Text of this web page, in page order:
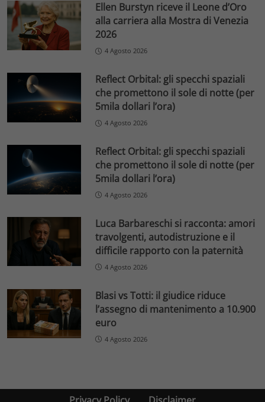
Ellen Burstyn riceve il Leone d’Oro
alla carriera alla Mostra di Venezia
2026
4 Agosto 2026
Reflect Orbital: gli specchi spaziali
che promettono il sole di notte (per
5mila dollari l’ora)
4 Agosto 2026
Reflect Orbital: gli specchi spaziali
che promettono il sole di notte (per
5mila dollari l’ora)
4 Agosto 2026
Luca Barbareschi si racconta: amori
travolgenti, autodistruzione e il
difficile rapporto con la paternità
4 Agosto 2026
Blasi vs Totti: il giudice riduce
l’assegno di mantenimento a 10.900
euro
4 Agosto 2026